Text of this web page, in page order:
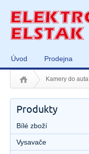
Úvod Prodejna
Kamery do auta
Produkty
Bílé zboží
Vysavače